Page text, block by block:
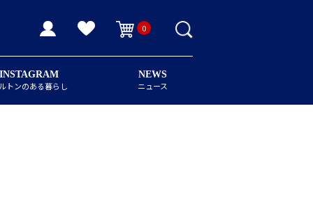
0
INSTAGRAM
トンのある暮らし
NEWS
ニュース